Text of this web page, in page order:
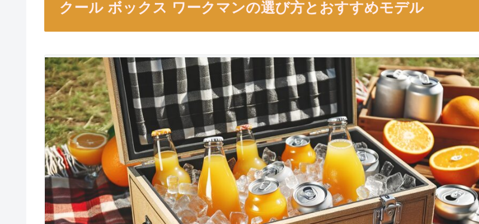
クール ボックス ワークマンの選び方とおすすめモデル